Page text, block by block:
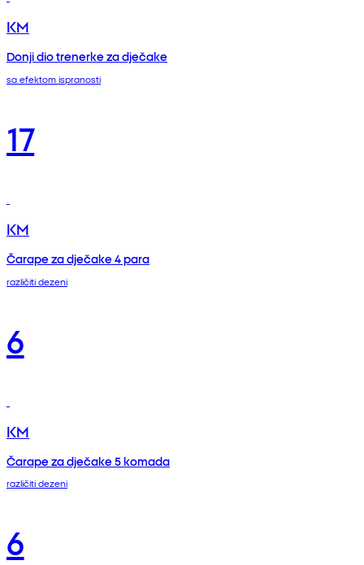
KM
Donji dio trenerke za dječake
sa efektom ispranosti
17
KM
Čarape za dječake 4 para
različiti dezeni
6
KM
Čarape za dječake 5 komada
različiti dezeni
6